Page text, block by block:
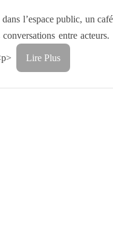
l’espace public, un
entre
Lire Plus